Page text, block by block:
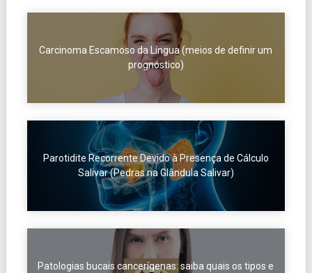
Carcinoma Escamoso da Língua (meios de definir um
prognóstico)
Parotidite Recorrente Devido à Presença de Cálculo
Salivar (Pedras na Glândula Salivar)
Patologias bucais cancerígenas: saiba quais os tipos e